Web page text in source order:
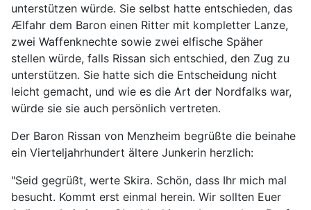
unterstützen würde. Sie selbst hatte entschieden, das
Ælfahr dem Baron einen Ritter mit kompletter Lanze,
zwei Waffenknechte sowie zwei elfische Späher
stellen würde, falls Rissan sich entschied, den Zug zu
unterstützen. Sie hatte sich die Entscheidung nicht
leicht gemacht, und wie es die Art der Nordfalks war,
würde sie sie auch persönlich vertreten.
Der Baron Rissan von Menzheim begrüßte die beinahe
ein Vierteljahrhundert ältere Junkerin herzlich:
"Seid gegrüßt, werte Skira. Schön, dass Ihr mich mal
besucht. Kommt erst einmal herein. Wir sollten Euer